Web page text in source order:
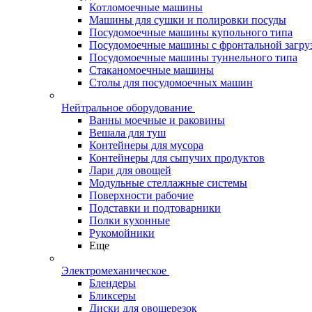
Котломоечные машины
Машины для сушки и полировки посуды
Посудомоечные машины купольного типа
Посудомоечные машины с фронтальной
Посудомоечные машины туннельного типа
Стаканомоечные машины
Столы для посудомоечных машин
Нейтральное оборудование
Ванны моечные и раковины
Вешала для туш
Контейнеры для мусора
Контейнеры для сыпучих продуктов
Лари для овощей
Модульные стеллажные системы
Поверхности рабочие
Подставки и подтоварники
Полки кухонные
Рукомойники
Еще
Электромеханическое
Блендеры
Бликсеры
Диски для овощерезок